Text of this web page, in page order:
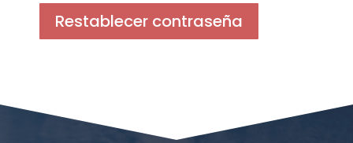
Restablecer contraseña